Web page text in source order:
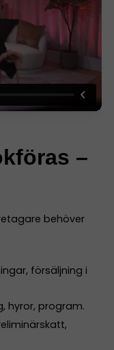
–
behöver
försäljning i
hyror, program.